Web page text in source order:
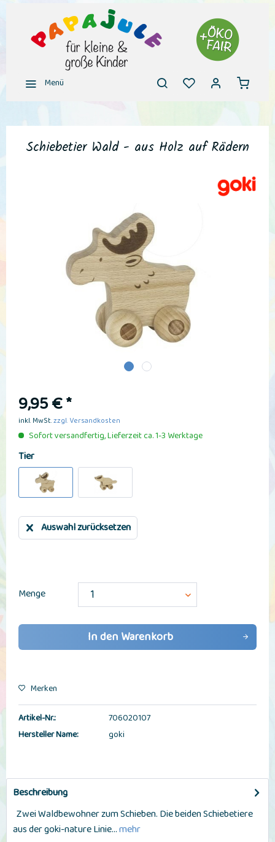
Menü
Schiebetier Wald - aus Holz auf Rädern
9,95 € *
inkl. MwSt.zzgl. Versandkosten
Sofort versandfertig, Lieferzeit ca. 1-3 Werktage
Tier
Auswahl zurücksetzen
Menge
In den Warenkorb
Merken
Artikel-Nr.:
706020107
Hersteller Name:
goki
Beschreibung
Zwei Waldbewohner zum Schieben. Die beiden Schiebetiere
aus der goki-nature Linie...mehr